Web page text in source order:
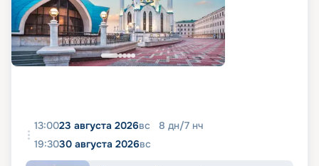
13:0023 августа 2026вс 8 дн/7 нч
19:3030 августа 2026вс